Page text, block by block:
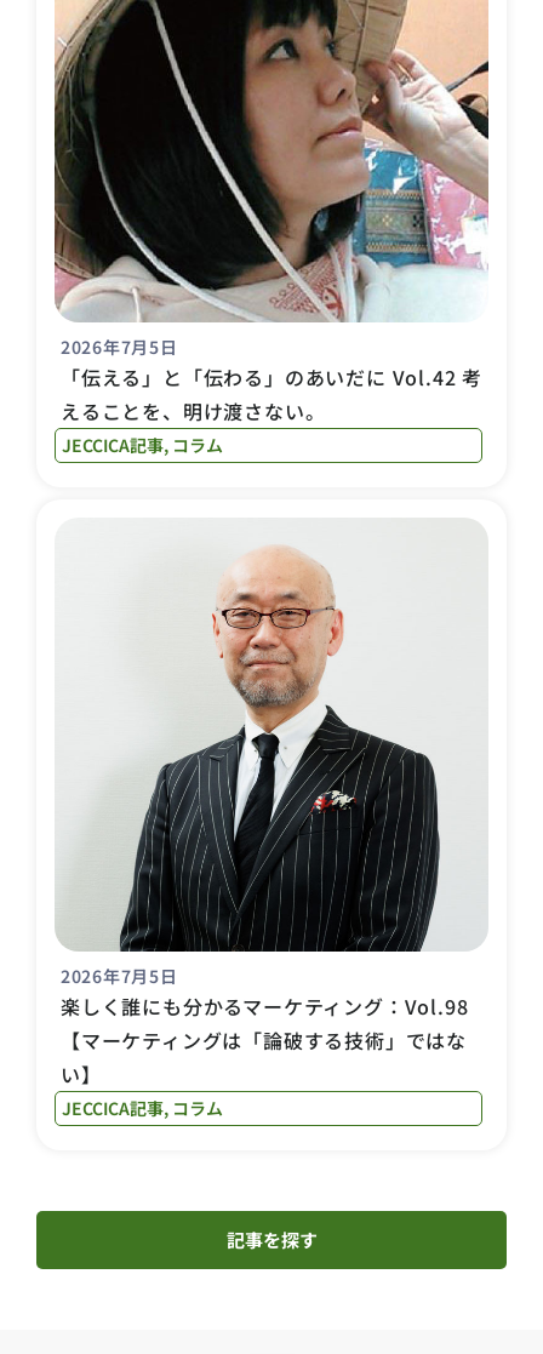
2026年7月5日
「伝える」と「伝わる」のあいだに Vol.42 考
えることを、明け渡さない。
JECCICA記事, コラム
2026年7月5日
楽しく誰にも分かるマーケティング：Vol.98
【マーケティングは「論破する技術」ではな
い】
JECCICA記事, コラム
記事を探す